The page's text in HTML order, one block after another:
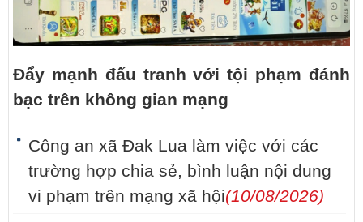
Đẩy mạnh đấu tranh với tội phạm đánh
bạc trên không gian mạng
Công an xã Đak Lua làm việc với các
trường hợp chia sẻ, bình luận nội dung
vi phạm trên mạng xã hội(10/08/2026)